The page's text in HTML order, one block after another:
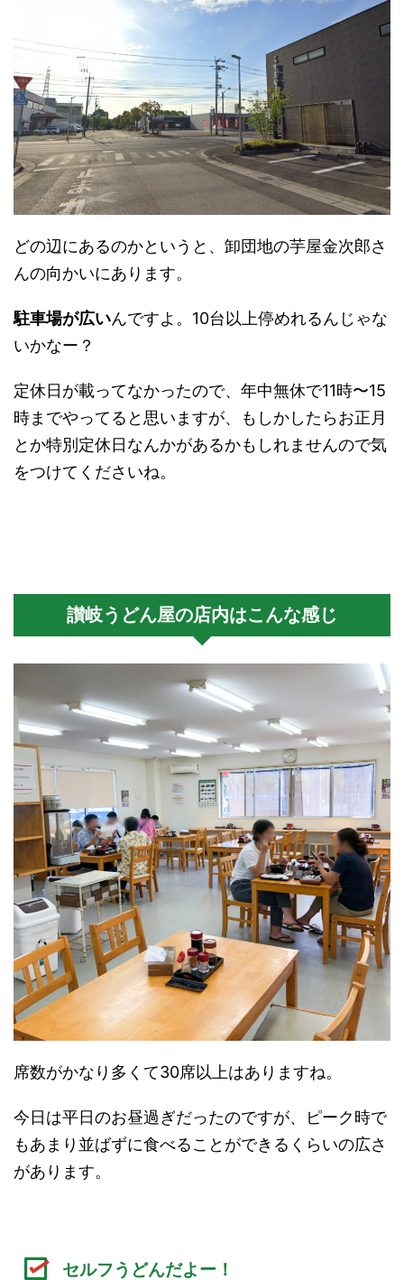
どの辺にあるのかというと、卸団地の芋屋金次郎さ
んの向かいにあります。
駐車場が広いんですよ。10台以上停めれるんじゃな
いかなー？
定休日が載ってなかったので、年中無休で11時〜15
時までやってると思いますが、もしかしたらお正月
とか特別定休日なんかがあるかもしれませんので気
をつけてくださいね。
讃岐うどん屋の店内はこんな感じ
席数がかなり多くて30席以上はありますね。
今日は平日のお昼過ぎだったのですが、ピーク時で
もあまり並ばずに食べることができるくらいの広さ
があります。
セルフうどんだよー！